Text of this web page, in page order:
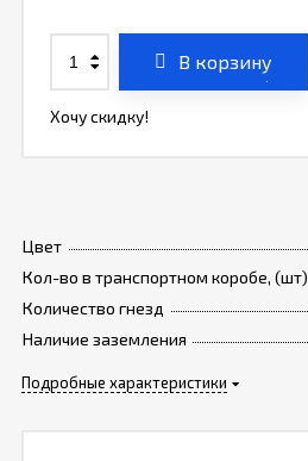
Цвет
Кол-во в транспортном коробе, (шт)
Количество гнезд
Наличие заземления
Подробные характеристики
В корзину
Хочу скидку!